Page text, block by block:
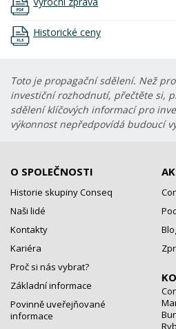
Historické ceny
Toto je propagační sdělení. Než
investiční rozhodnutí, přečtěte si,
sdělení klíčových informací pro
výkonnost nepředpovídá budoucí
O SPOLEČNOSTI
Historie skupiny Conseq
Naši lidé
Kontakty
Kariéra
Proč si nás vybrat?
Základní informace
Povinně uveřejňované
informace